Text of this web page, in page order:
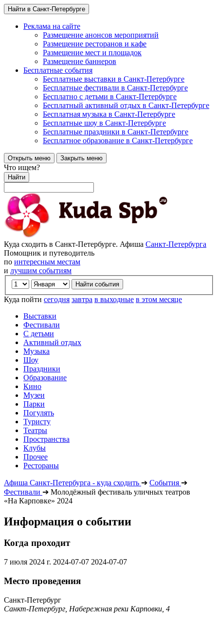
Найти в Санкт-Петербурге
Реклама на сайте
Размещение анонсов мероприятий
Размещение ресторанов и кафе
Размещение мест и площадок
Размещение баннеров
Бесплатные события
Бесплатные выставки в Санкт-Петербурге
Бесплатные фестивали в Санкт-Петербурге
Бесплатно с детьми в Санкт-Петербурге
Бесплатный активный отдых в Санкт-Петербурге
Бесплатная музыка в Санкт-Петербурге
Бесплатные шоу в Санкт-Петербурге
Бесплатные праздники в Санкт-Петербурге
Бесплатное образование в Санкт-Петербурге
Открыть меню Закрыть меню
Что ищем?
Найти
Куда сходить в Санкт-Петербурге. Афиша Санкт-Петербурга
Помощник и путеводитель
по интересным местам
и лучшим событиям
Куда пойти сегодня завтра в выходные в этом месяце
Выставки
Фестивали
С детьми
Активный отдых
Музыка
Шоу
Праздники
Образование
Кино
Музеи
Парки
Погулять
Туристу
Театры
Пространства
Клубы
Прочее
Рестораны
Афиша Санкт-Петербурга - куда сходить ➔ События ➔
Фестивали ➔ Молодёжный фестиваль уличных театров
«На Карповке» 2024
Информация о событии
Когда проходит
7 июля 2024 г. 2024-07-07 2024-07-07
Место проведения
Санкт-Петербург
Санкт-Петербург, Набережная реки Карповки, 4